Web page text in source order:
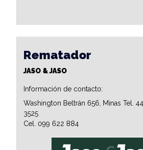
Rematador
JASO & JASO
Información de contacto:
Washington Beltrán 656, Minas Tel.
3525
Cel. 099 622 884